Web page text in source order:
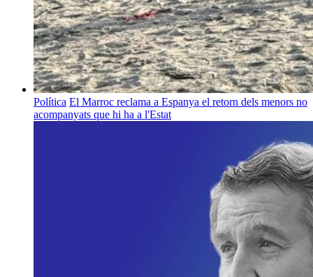
Política El Marroc reclama a Espanya el retorn dels menors no
acompanyats que hi ha a l'Estat